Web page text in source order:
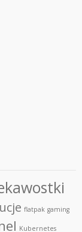
flatpak gaming
Kubernetes